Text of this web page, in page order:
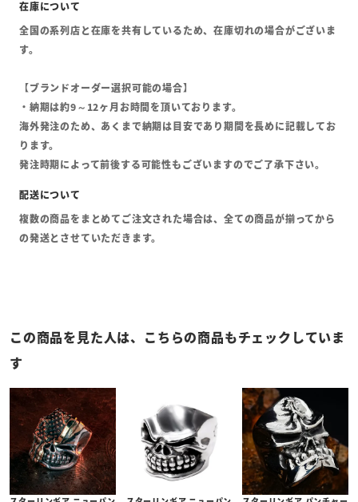
全国の系列店と在庫を共有しているため、在庫切れの場合がございま
す。
【ブランドオーダー選択可能の場合】
・納期は約9～12ヶ月お時間を頂いております。
海外発注のため、あくまで納期は目安であり期間を長めに記載してお
ります。
発注時期によって前後する可能性もございますのでご了承下さい。
複数の商品をまとめてご注文された場合は、全ての商品が揃ってから
の発送とさせていただきます。
この商品を見た人は、こちらの商品もチェックしていま
す